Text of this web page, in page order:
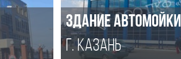
ЗДАНИЕ АВТОМОЙКИ
Г. КАЗАНЬ